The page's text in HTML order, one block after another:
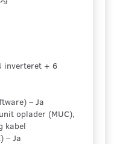
inverteret + 6
– Ja
oplader (MUC),
kabel
– Ja